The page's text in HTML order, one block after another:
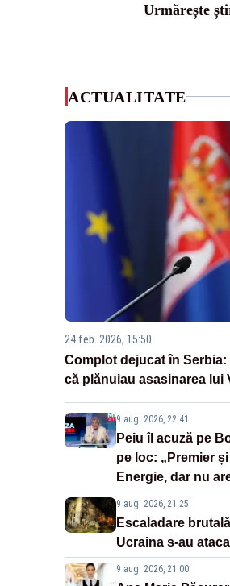
Urmărește
ACTUALITATE
24 feb. 2026, 15:50
Complot dejucat în
că plănuiau asasinarea lui
9 aug. 2026, 22:41
Peiu îl acuză pe
pe loc: „Premier
Energie, dar nu
9 aug. 2026, 21:25
Escaladare
Ucraina s-au
9 aug. 2026, 21:00